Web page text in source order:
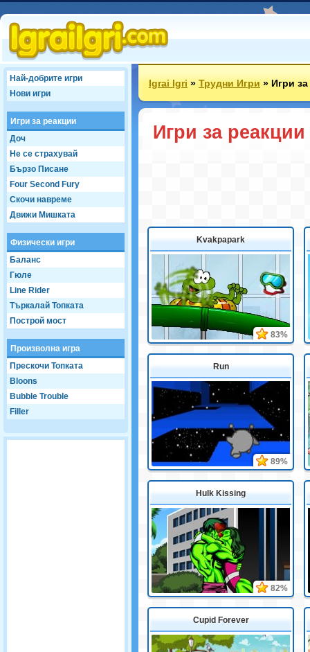
Най-добрите игри
Нови игри
Игри за реакции
Доч
Не се страхувай
Бързо Писане
Four Second Fury
Скочи навреме
Движи Мишката
Физически игри
Баланс
Гюле
Line Rider
Търкалай Топката
Построй мост
Произволна игра
Прескочи Топката
Bloons
Bubble Trouble
Filler
Igrai Igri»Трудни Игри»Игри
Игри за реакции
Kvakpapark
83%
Run
89%
Hulk Kissing
82%
Cupid Forever